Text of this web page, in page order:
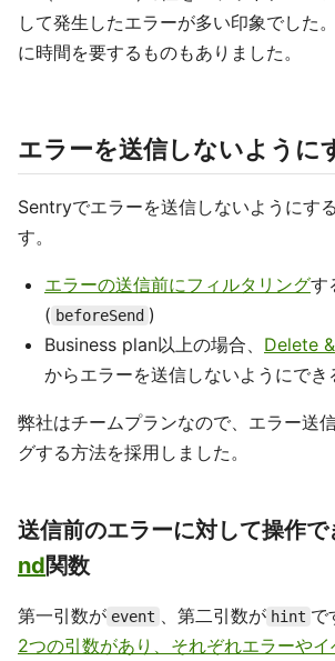
して発生したエラーが多い印象でした
に時間を要するものもありました。
エラーを送信しないように
Sentryでエラーを送信しないようにす
す。
エラーの送信前にフィルタリングす
( beforeSend )
Business plan以上の場合、 Delete
からエラーを送信しないようにでき
弊社はチームプランなので、エラー送
グする方法を採用しました。
送信前のエラーに対して操作で
nd関数
第一引数が event 、第二引数が hint で
2つの引数があり、それぞれエラーや